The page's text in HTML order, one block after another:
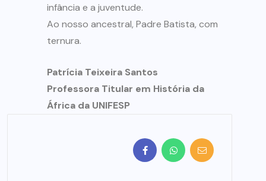
infância e a juventude.
Ao nosso ancestral, Padre Batista, com
ternura.
Patrícia Teixeira Santos
Professora Titular em História da
África da UNIFESP